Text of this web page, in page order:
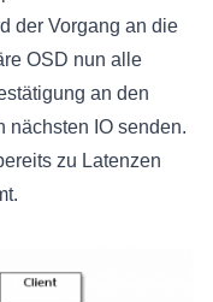
der Vorgang an die
OSD nun alle
an den
nächsten IO senden.
zu Latenzen